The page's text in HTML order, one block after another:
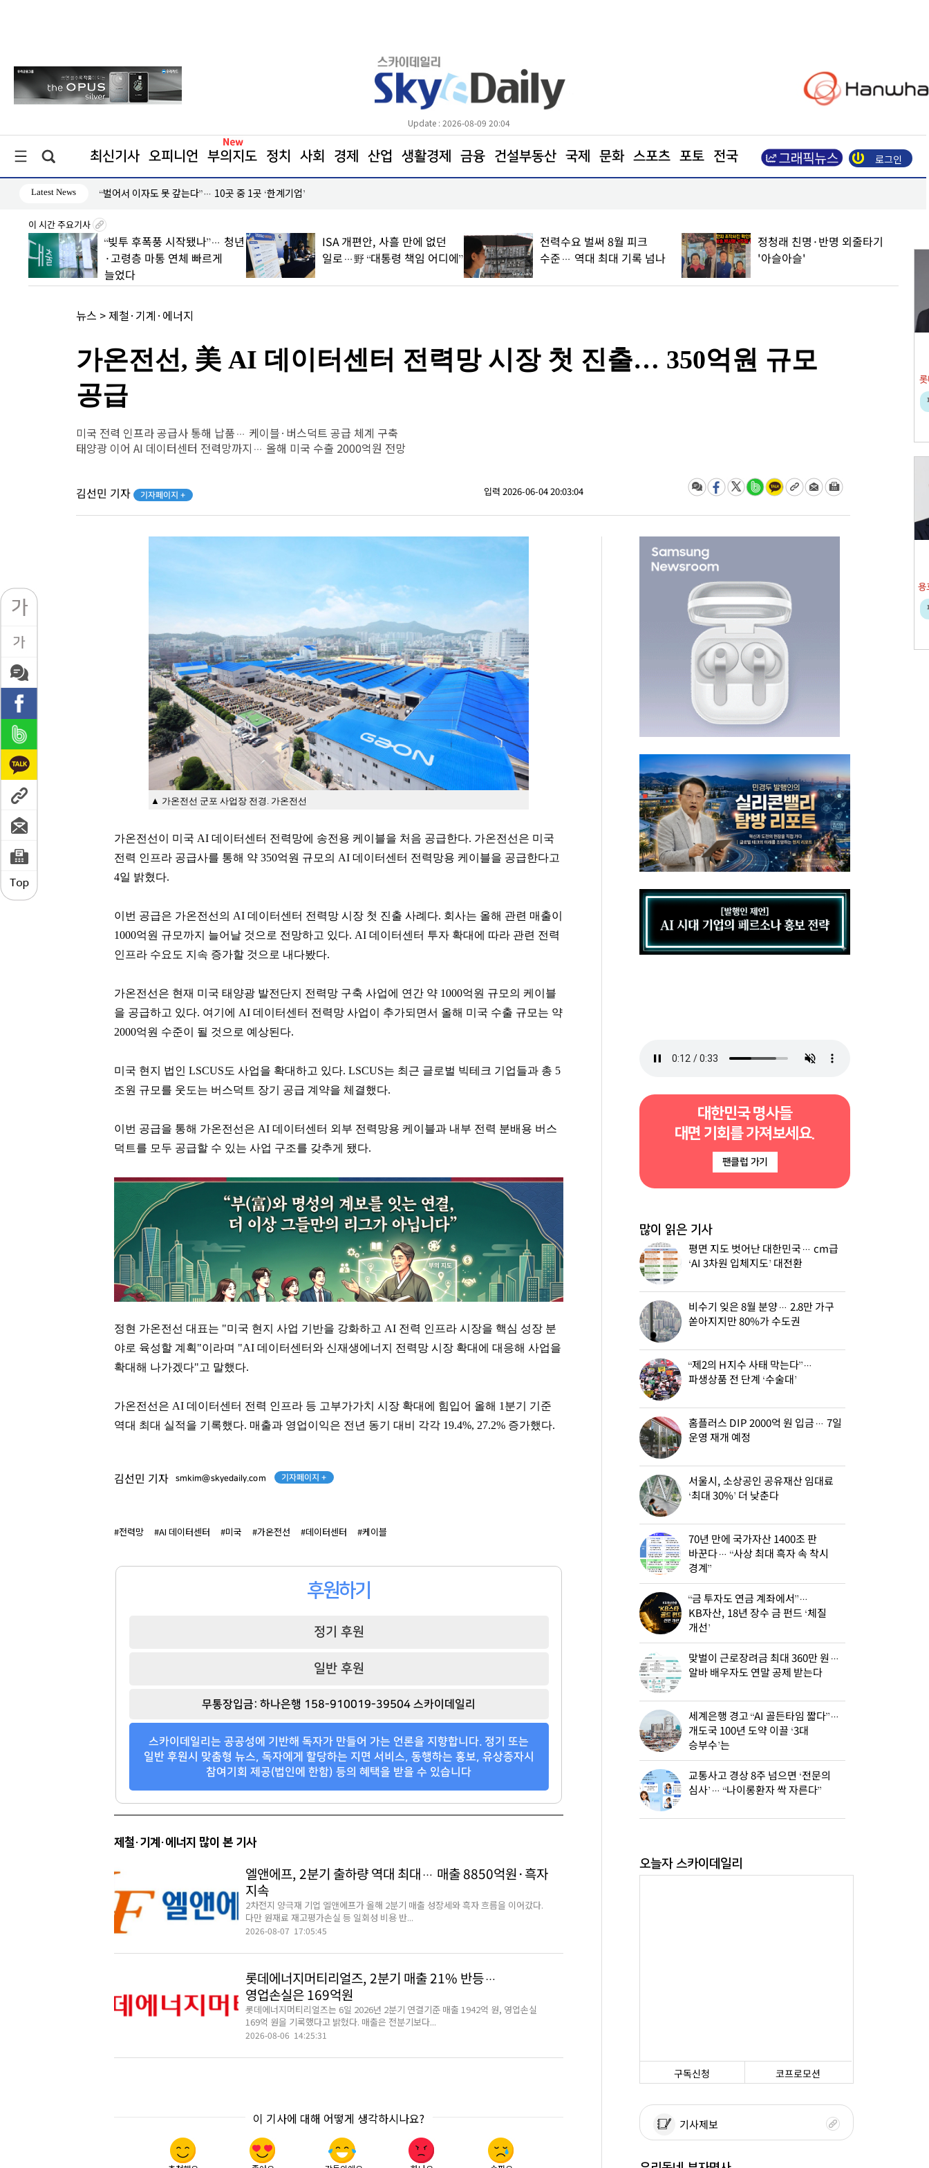
Update : 2026-08-09 20:04
최신기사 오피니언 부의지도 정치 사회 경제 산업 생활경제 금융 건설부동산 국제 문화 스포츠 포토 전국 로그인
Latest News “벌어서 이자도 못 갚는다”… 10곳 중 1곳 ‘한계기업’
이 시간 주요기사
“빚투 후폭풍 시작됐나”… 청년
·고령층 마통 연체 빠르게
늘었다
ISA 개편안, 사흘 만에 없던
일로…野 “대통령 책임 어디에”
전력수요 벌써 8월 피크
수준… 역대 최대 기록 넘나
정청래 친명·반명 외줄타기
'아슬아슬'
뉴스 > 제철·기계·에너지
가온전선, 美 AI 데이터센터 전력망 시장 첫 진출… 350억원 규모
공급
미국 전력 인프라 공급사 통해 납품… 케이블·버스덕트 공급 체계 구축
태양광 이어 AI 데이터센터 전력망까지… 올해 미국 수출 2000억원 전망
김선민 기자 기자페이지 + 입력 2026-06-04 20:03:04
▲ 가온전선 군포 사업장 전경. 가온전선
가온전선이 미국 AI 데이터센터 전력망에 송전용 케이블을 처음 공급한다. 가온전선은 미국
전력 인프라 공급사를 통해 약 350억원 규모의 AI 데이터센터 전력망용 케이블을 공급한다고
4일 밝혔다.
이번 공급은 가온전선의 AI 데이터센터 전력망 시장 첫 진출 사례다. 회사는 올해 관련 매출이
1000억원 규모까지 늘어날 것으로 전망하고 있다. AI 데이터센터 투자 확대에 따라 관련 전력
인프라 수요도 지속 증가할 것으로 내다봤다.
가온전선은 현재 미국 태양광 발전단지 전력망 구축 사업에 연간 약 1000억원 규모의 케이블
을 공급하고 있다. 여기에 AI 데이터센터 전력망 사업이 추가되면서 올해 미국 수출 규모는 약
2000억원 수준이 될 것으로 예상된다.
미국 현지 법인 LSCUS도 사업을 확대하고 있다. LSCUS는 최근 글로벌 빅테크 기업들과 총 5
조원 규모를 웃도는 버스덕트 장기 공급 계약을 체결했다.
이번 공급을 통해 가온전선은 AI 데이터센터 외부 전력망용 케이블과 내부 전력 분배용 버스
덕트를 모두 공급할 수 있는 사업 구조를 갖추게 됐다.
홍명보 윤홍근 이정재
108
정현 가온전선 대표는 "미국 현지 사업 기반을 강화하고 AI 전력 인프라 시장을 핵심 성장 분
야로 육성할 계획"이라며 "AI 데이터센터와 신재생에너지 전력망 시장 확대에 대응해 사업을
확대해 나가겠다"고 말했다.
가온전선은 AI 데이터센터 전력 인프라 등 고부가가치 시장 확대에 힘입어 올해 1분기 기준
역대 최대 실적을 기록했다. 매출과 영업이익은 전년 동기 대비 각각 19.4%, 27.2% 증가했다.
김선민 기자 smkim@skyedaily.com 기자페이지 +
#전력망 #AI 데이터센터 #미국 #가온전선 #데이터센터 #케이블
후원하기
정기 후원
일반 후원
무통장입금: 하나은행 158-910019-39504 스카이데일리
스카이데일리는 공공성에 기반해 독자가 만들어 가는 언론을 지향합니다. 정기 또는
일반 후원시 맞춤형 뉴스, 독자에게 할당하는 지면 서비스, 동행하는 홍보, 유상증자시
참여기회 제공(법인에 한함) 등의 혜택을 받을 수 있습니다
제철·기계·에너지 많이 본 기사
엘앤에프, 2분기 출하량 역대 최대… 매출 8850억원·흑자
지속
2차전지 양극재 기업 엘앤에프가 올해 2분기 매출 성장세와 흑자 흐름을 이어갔다.
다만 원재료 재고평가손실 등 일회성 비용 반...
2026-08-07 17:05:45
롯데에너지머티리얼즈, 2분기 매출 21% 반등…
영업손실은 169억원
롯데에너지머티리얼즈는 6일 2026년 2분기 연결기준 매출 1942억 원, 영업손실
169억 원을 기록했다고 밝혔다. 매출은 전분기보다...
2026-08-06 14:25:31
이 기사에 대해 어떻게 생각하시나요?
대한민국 명사들
대면 기회를 가져보세요.
팬클럽 가기
많이 읽은 기사
평면 지도 벗어난 대한민국… cm급
‘AI 3차원 입체지도’ 대전환
비수기 잊은 8월 분양… 2.8만 가구
쏟아지지만 80%가 수도권
“제2의 H지수 사태 막는다”…
파생상품 전 단계 ‘수술대’
홈플러스 DIP 2000억 원 입금… 7일
운영 재개 예정
서울시, 소상공인 공유재산 임대료
‘최대 30%’ 더 낮춘다
70년 만에 국가자산 1400조 판
바꾼다… “사상 최대 흑자 속 착시
경계”
“금 투자도 연금 계좌에서”…
KB자산, 18년 장수 금 펀드 ‘체질
개선’
맞벌이 근로장려금 최대 360만 원…
알바 배우자도 연말 공제 받는다
세계은행 경고 “AI 골든타임 짧다”…
개도국 100년 도약 이끌 ‘3대
승부수’는
교통사고 경상 8주 넘으면 ‘전문의
심사’… “나이롱환자 싹 자른다”
오늘자 스카이데일리
구독신청 코프로모션
기사제보
롯